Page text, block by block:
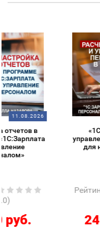
«1С:Зарплата и
управление персоналом
для начинающих»
Рейтинг
2424 руб.